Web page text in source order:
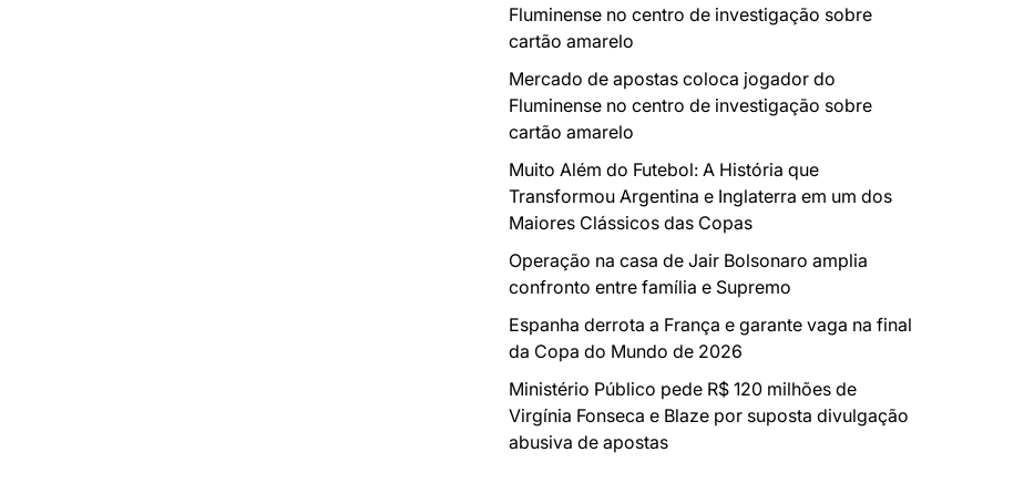
Fluminense no centro de investigação sobre
cartão amarelo
Mercado de apostas coloca jogador do
Fluminense no centro de investigação sobre
cartão amarelo
Muito Além do Futebol: A História que
Transformou Argentina e Inglaterra em um dos
Maiores Clássicos das Copas
Operação na casa de Jair Bolsonaro amplia
confronto entre família e Supremo
Espanha derrota a França e garante vaga na final
da Copa do Mundo de 2026
Ministério Público pede R$ 120 milhões de
Virgínia Fonseca e Blaze por suposta divulgação
abusiva de apostas